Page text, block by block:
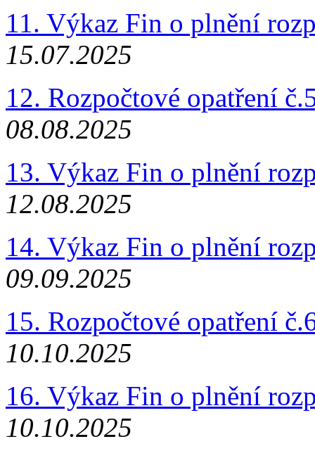
11. Výkaz Fin o plnění
15.07.2025
12. Rozpočtové opatření
08.08.2025
13. Výkaz Fin o plnění
12.08.2025
14. Výkaz Fin o plnění
09.09.2025
15. Rozpočtové opatření
10.10.2025
16. Výkaz Fin o plnění
10.10.2025